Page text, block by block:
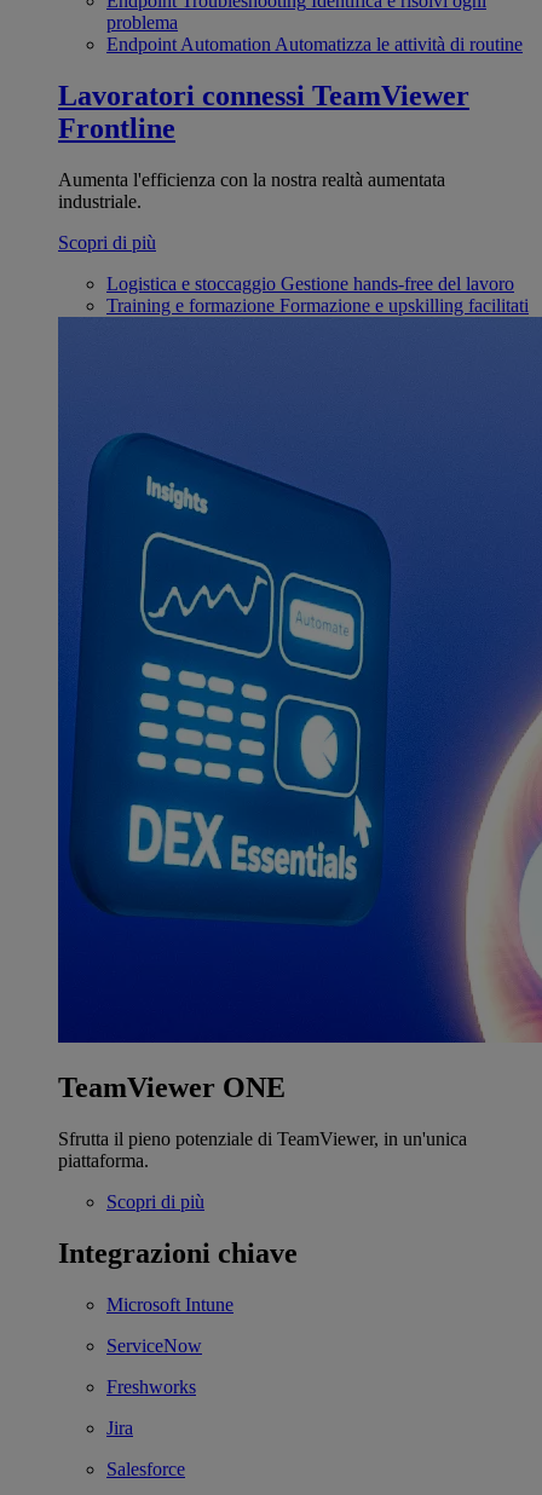
problema
Endpoint Automation Automatizza le attività di routine
Lavoratori connessi TeamViewer
Frontline
Aumenta l'efficienza con la nostra realtà aumentata
industriale.
Scopri di più
Logistica e stoccaggio Gestione hands-free del lavoro
Training e formazione Formazione e upskilling facilitati
TeamViewer ONE
Sfrutta il pieno potenziale di TeamViewer, in un'unica
piattaforma.
Scopri di più
Integrazioni chiave
Microsoft Intune
ServiceNow
Freshworks
Jira
Salesforce